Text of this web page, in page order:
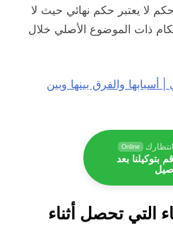
لا يعتبر حكم نهائي حيث لا
ذات الموضوع الأصلي خلال
والفرق بينها وبين
Online
بتوكيلنا بعد
التي تحصل أثناء